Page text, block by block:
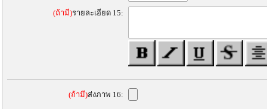
(ถ้ามี)รายละเอียด 15:
(ถ้ามี)ส่งภาพ 16: